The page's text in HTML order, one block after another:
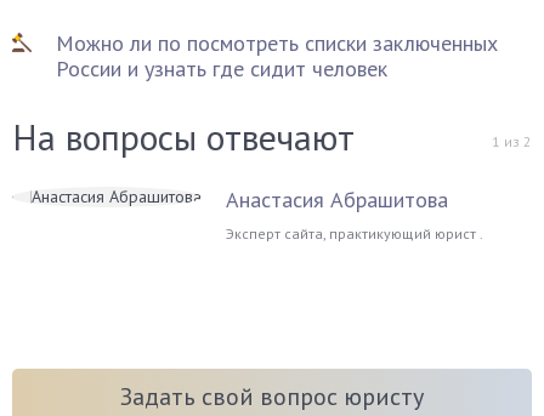
Можно ли по посмотреть списки заключенных
России и узнать где сидит человек
На вопросы отвечают 1 из 2
Анастасия Абрашитова
Эксперт сайта, практикующий юрист .
Задать свой вопрос юристу